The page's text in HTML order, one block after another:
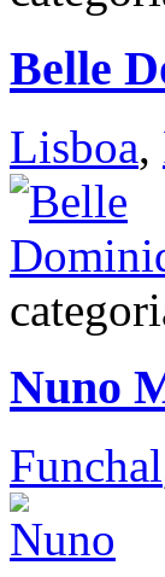
Belle
Lisboa,
Nuno
Funchal